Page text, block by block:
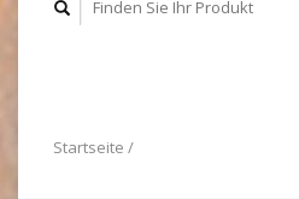
Startseite /